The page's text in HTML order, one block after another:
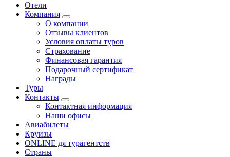
Отели
Компания
О компании
Отзывы клиентов
Условия оплаты туров
Страхование
Финансовая гарантия
Подарочный сертификат
Награды
Туры
Контакты
Контактная информация
Наши офисы
Авиабилеты
Круизы
ONLINE дя турагентств
Страны